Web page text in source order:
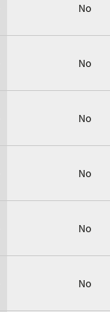
No
No
No
No
No
No